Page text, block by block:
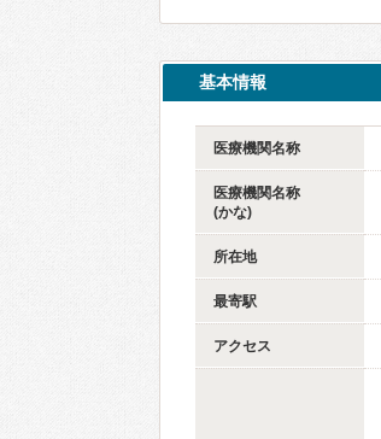
基本情報
医療機関名称
医療機関名称
(かな)
所在地
最寄駅
アクセス